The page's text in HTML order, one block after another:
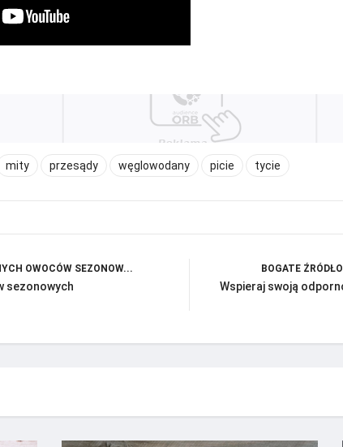
mity przesądy węglowodany picie tycie
OWOCÓW SEZONOW...
sezonowych
BOGATE
Wspieraj swoją